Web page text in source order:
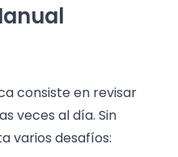
consiste en revisar
veces al día. Sin
varios desafíos: